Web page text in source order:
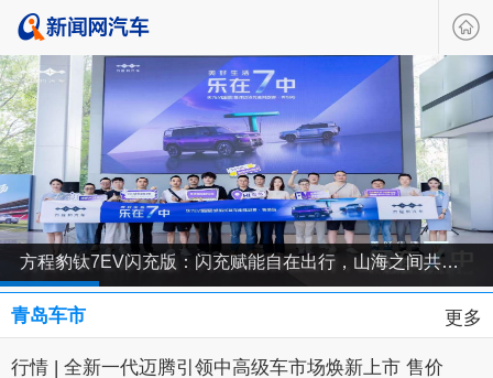
方程豹钛7EV闪充版：闪充赋能自在出行，山海之间共鉴未来生活新方式
1 2 3 4
5
青岛车市
更多
行情 | 全新一代迈腾引领中高级车市场焕新上市 售价